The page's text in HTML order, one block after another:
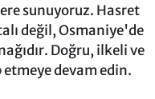
sunuyoruz. Hasret
değil, Osmaniye'de
Doğru, ilkeli ve
devam edin.